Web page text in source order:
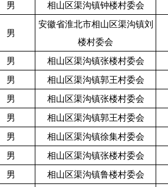
男 相山区渠沟镇钟楼村委会
男
安徽省淮北市相山区渠沟镇刘
楼村委会
男 相山区渠沟镇张楼村委会
男 相山区渠沟镇郭王村委会
男 相山区渠沟镇张楼村委会
男 相山区渠沟镇郭王村委会
男 相山区渠沟镇徐集村委会
男 相山区渠沟镇张楼村委会
男 相山区渠沟镇鲁楼村委会